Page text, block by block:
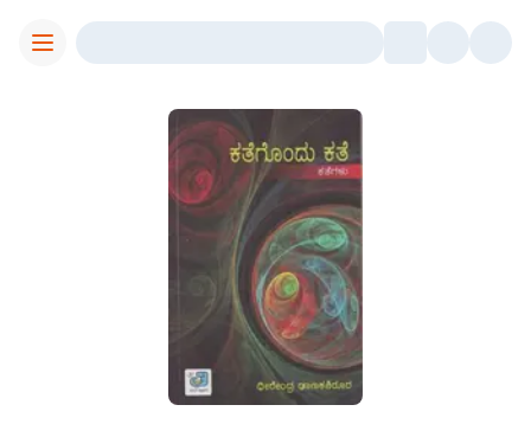
Toggle Menu